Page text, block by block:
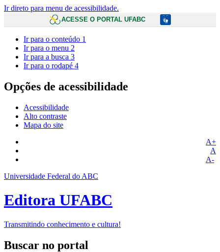
Ir direto para menu de acessibilidade.
ACESSE O PORTAL UFABC
Ir para o conteúdo 1
Ir para o menu 2
Ir para a busca 3
Ir para o rodapé 4
Opções de acessibilidade
Acessibilidade
Alto contraste
Mapa do site
A+
A
A-
Universidade Federal do ABC
Editora UFABC
Transmitindo conhecimento e cultura!
Buscar no portal